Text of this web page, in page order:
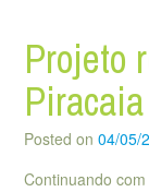
Projeto
Posted on 04/05/
Continuando